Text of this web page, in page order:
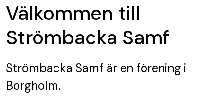
Välkommen till
Strömbacka Samf
Strömbacka Samf är en förening i
Borgholm.